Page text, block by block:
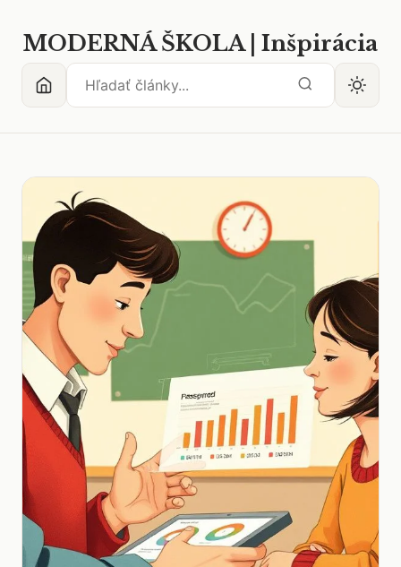
MODERNÁ ŠKOLA | Inšpirácia